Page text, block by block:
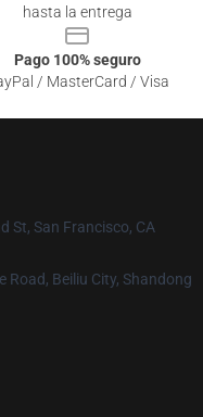
hasta la entrega
Pago 100% seguro
/ MasterCard / Visa
St, San Francisco, CA
Road, Beiliu City, Shandong